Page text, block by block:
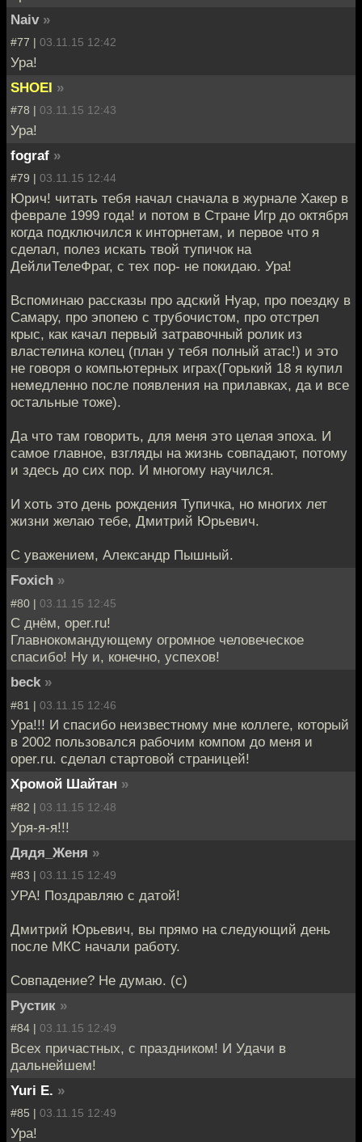
Naiv »
#77 | 03.11.15 12:42
Ура!
SHOEI »
#78 | 03.11.15 12:43
Ура!
fograf »
#79 | 03.11.15 12:44
Юрич! читать тебя начал сначала в журнале Хакер в
феврале 1999 года! и потом в Стране Игр до октября
когда подключился к инторнетам, и первое что я
сделал, полез искать твой тупичок на
ДейлиТелеФраг, с тех пор- не покидаю. Ура!
Вспоминаю рассказы про адский Нуар, про поездку в
Самару, про эпопею с трубочистом, про отстрел
крыс, как качал первый затравочный ролик из
властелина колец (план у тебя полный атас!) и это
не говоря о компьютерных играх(Горький 18 я купил
немедленно после появления на прилавках, да и все
остальные тоже).
Да что там говорить, для меня это целая эпоха. И
самое главное, взгляды на жизнь совпадают, потому
и здесь до сих пор. И многому научился.
И хоть это день рождения Тупичка, но многих лет
жизни желаю тебе, Дмитрий Юрьевич.
С уважением, Александр Пышный.
Foxich »
#80 | 03.11.15 12:45
С днём, oper.ru!
Главнокомандующему огромное человеческое
спасибо! Ну и, конечно, успехов!
beck »
#81 | 03.11.15 12:46
Ура!!! И спасибо неизвестному мне коллеге, который
в 2002 пользовался рабочим компом до меня и
oper.ru. сделал стартовой страницей!
Хромой Шайтан »
#82 | 03.11.15 12:48
Уря-я-я!!!
Дядя_Женя »
#83 | 03.11.15 12:49
УРА! Поздравляю с датой!
Дмитрий Юрьевич, вы прямо на следующий день
после МКС начали работу.
Совпадение? Не думаю. (с)
Рустик »
#84 | 03.11.15 12:49
Всех причастных, с праздником! И Удачи в
дальнейшем!
Yuri E. »
#85 | 03.11.15 12:49
Ура!